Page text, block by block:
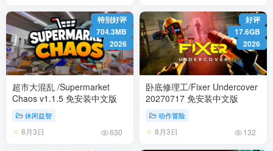
特别好评
704.3MB
2026
超市大混乱 /Supermarket
Chaos v1.1.5 免安装中文版
休闲益智
8月3日 630
好评
17.6GB
2026
卧底修理工/Fixer Undercover
20270717 免安装中文版
动作冒险
8月3日 132